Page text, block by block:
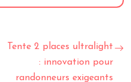
Tente 2 places ultralight
: innovation pour
randonneurs exigeants